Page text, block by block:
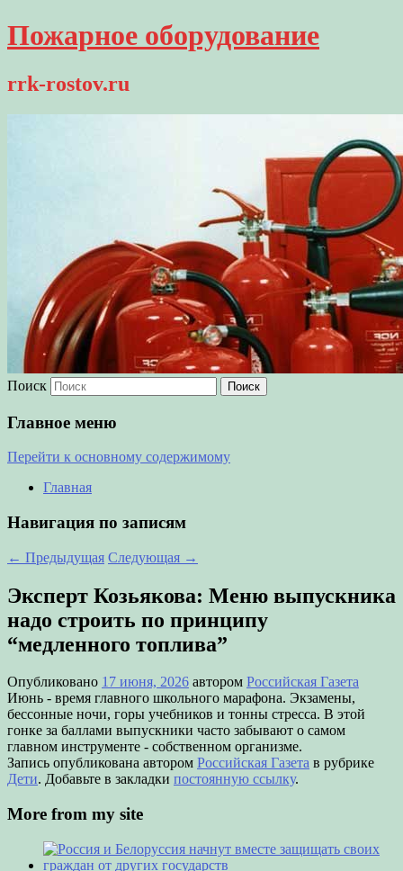
Пожарное оборудование
rrk-rostov.ru
Поиск
Главное меню
Перейти к основному содержимому
Главная
Навигация по записям
← Предыдущая Следующая →
Эксперт Козьякова: Меню выпускника
надо строить по принципу
“медленного топлива”
Опубликовано 17 июня, 2026 автором Российская Газета
Июнь - время главного школьного марафона. Экзамены,
бессонные ночи, горы учебников и тонны стресса. В этой
гонке за баллами выпускники часто забывают о самом
главном инструменте - собственном организме.
Запись опубликована автором Российская Газета в рубрике
Дети. Добавьте в закладки постоянную ссылку.
More from my site